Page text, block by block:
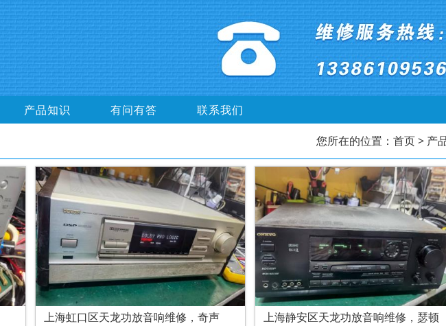
产品知识 有问有答 联系我们
您所在的位置： 首页> 产
上海虹口区天龙功放音响维修，奇声 上海静安区天龙功放音响维修，瑟顿